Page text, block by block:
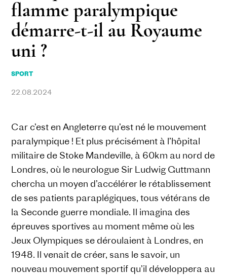
flamme paralympique
démarre-t-il au Royaume
uni ?
SPORT
22.08.2024
Car c’est en Angleterre qu’est né le mouvement
paralympique ! Et plus précisément à l’hôpital
militaire de Stoke Mandeville, à 60km au nord de
Londres, où le neurologue Sir Ludwig Guttmann
chercha un moyen d’accélérer le rétablissement
de ses patients paraplégiques, tous vétérans de
la Seconde guerre mondiale. Il imagina des
épreuves sportives au moment même où les
Jeux Olympiques se déroulaient à Londres, en
1948. Il venait de créer, sans le savoir, un
nouveau mouvement sportif qu’il développera au